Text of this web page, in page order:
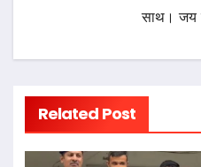
साथ। जय
Related Post